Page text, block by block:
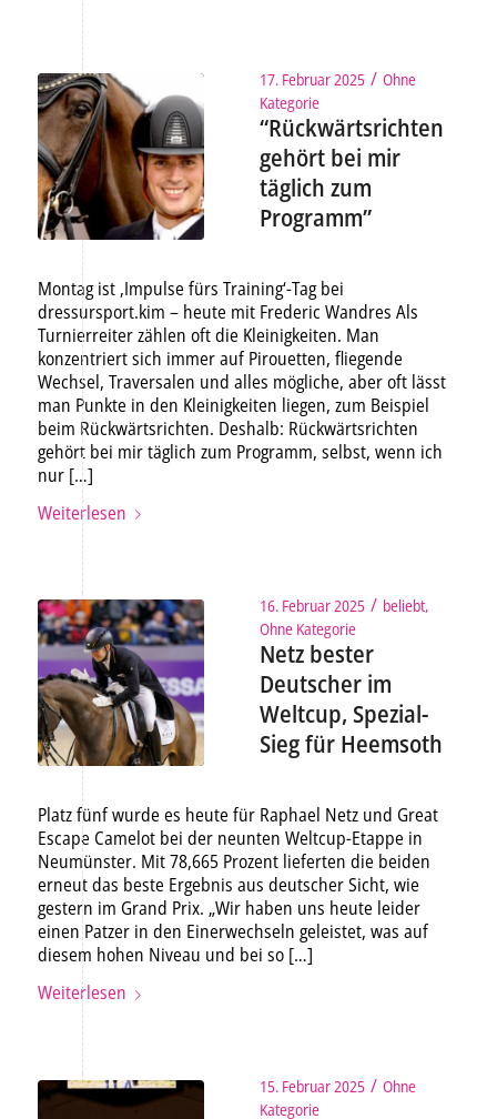
17. Februar 2025 / Ohne
Kategorie
“Rückwärtsrichten
gehört bei mir
täglich zum
Programm”
Montag ist ‚Impulse fürs Training‘-Tag bei
dressursport.kim – heute mit Frederic Wandres Als
Turnierreiter zählen oft die Kleinigkeiten. Man
konzentriert sich immer auf Pirouetten, fliegende
Wechsel, Traversalen und alles mögliche, aber oft lässt
man Punkte in den Kleinigkeiten liegen, zum Beispiel
beim Rückwärtsrichten. Deshalb: Rückwärtsrichten
gehört bei mir täglich zum Programm, selbst, wenn ich
nur […]
Weiterlesen
16. Februar 2025 / beliebt,
Ohne Kategorie
Netz bester
Deutscher im
Weltcup, Spezial-
Sieg für Heemsoth
Platz fünf wurde es heute für Raphael Netz und Great
Escape Camelot bei der neunten Weltcup-Etappe in
Neumünster. Mit 78,665 Prozent lieferten die beiden
erneut das beste Ergebnis aus deutscher Sicht, wie
gestern im Grand Prix. „Wir haben uns heute leider
einen Patzer in den Einerwechseln geleistet, was auf
diesem hohen Niveau und bei so […]
Weiterlesen
15. Februar 2025 / Ohne
Kategorie